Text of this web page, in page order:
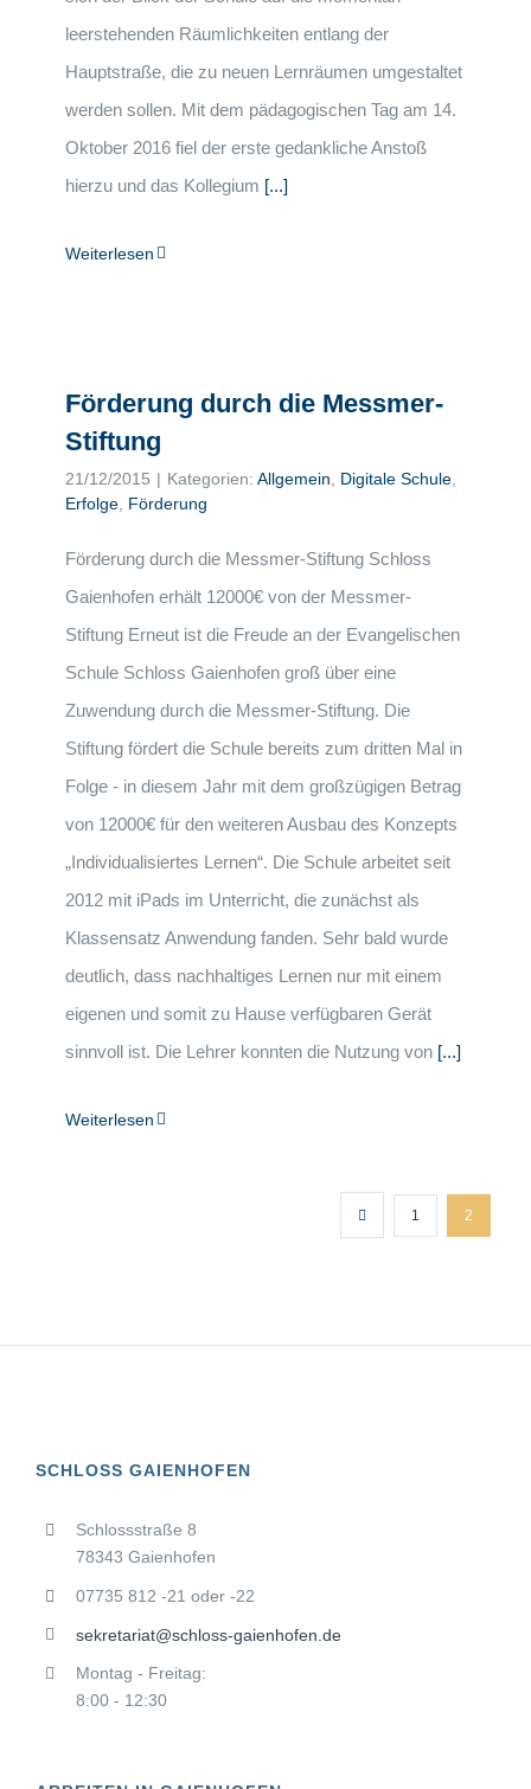
leerstehenden Räumlichkeiten entlang der
Hauptstraße, die zu neuen Lernräumen umgestaltet
werden sollen. Mit dem pädagogischen Tag am 14.
Oktober 2016 fiel der erste gedankliche Anstoß
hierzu und das Kollegium [...]
Weiterlesen
Förderung durch die Messmer-
Stiftung
21/12/2015 | Kategorien: Allgemein Digitale Schule
Erfolge Förderung
Förderung durch die Messmer-Stiftung Schloss
Gaienhofen erhält 12000€ von der Messmer-
Stiftung Erneut ist die Freude an der Evangelischen
Schule Schloss Gaienhofen groß über eine
Zuwendung durch die Messmer-Stiftung. Die
Stiftung fördert die Schule bereits zum dritten Mal in
Folge - in diesem Jahr mit dem großzügigen Betrag
von 12000€ für den weiteren Ausbau des Konzepts
„Individualisiertes Lernen“. Die Schule arbeitet seit
2012 mit iPads im Unterricht, die zunächst als
Klassensatz Anwendung fanden. Sehr bald wurde
deutlich, dass nachhaltiges Lernen nur mit einem
eigenen und somit zu Hause verfügbaren Gerät
sinnvoll ist. Die Lehrer konnten die Nutzung von [...]
Weiterlesen
1 2
SCHLOSS GAIENHOFEN
Schlossstraße 8
78343 Gaienhofen
07735 812 -21 oder -22
sekretariat@schloss-gaienhofen.de
Montag - Freitag:
8:00 - 12:30